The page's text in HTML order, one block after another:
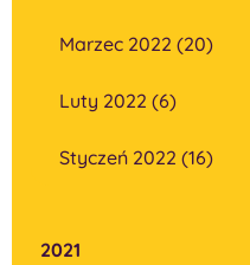
Marzec 2022 (20)
Luty 2022 (6)
Styczeń 2022 (16)
2021